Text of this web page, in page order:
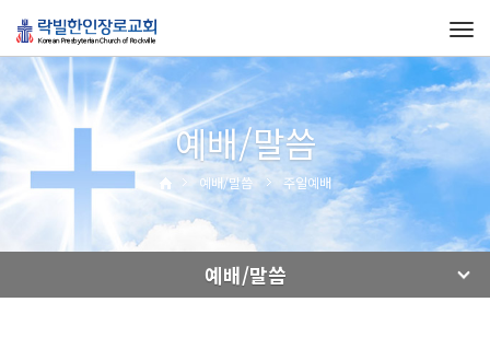
예배/말씀
예배/말씀 주일예배
예배/말씀